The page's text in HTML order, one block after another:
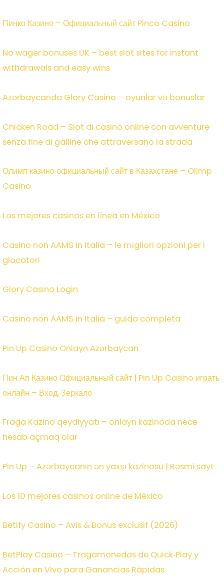
Пинко Казино – Официальный сайт Pinco Casino
No wager bonuses UK – best slot sites for instant
withdrawals and easy wins
Azərbaycanda Glory Casino – oyunlar və bonuslar
Chicken Road – Slot di casinò online con avventure
senza fine di galline che attraversano la strada
Олимп казино официальный сайт в Казахстане – Olimp
Casino
Los mejores casinos en línea en México
Casino non AAMS in Italia – le migliori opzioni per i
giocatori
Glory Casino Login
Casino non AAMS in Italia – guida completa
Pin Up Casino Onlayn Azərbaycan
Пин Ап Казино Официальный сайт | Pin Up Casino играть
онлайн – Вход, Зеркало
Fraga Kazino qeydiyyatı – onlayn kazinoda necə
hesab açmaq olar
Pin Up – Azərbaycanın ən yaxşı kazinosu | Rəsmi sayt
Los 10 mejores casinos online de México
Betify Casino – Avis & Bonus exclusif (2026)
BetPlay Casino – Tragamonedas de Quick‑Play y
Acción en Vivo para Ganancias Rápidas